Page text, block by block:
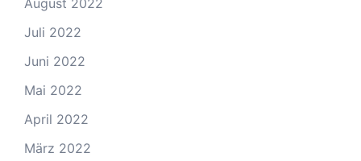
August 2022
Juli 2022
Juni 2022
Mai 2022
April 2022
März 2022